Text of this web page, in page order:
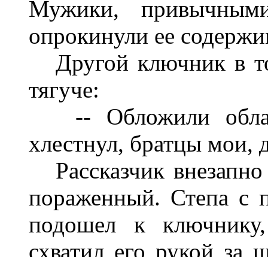
Мужики,
опрокинули ее
Другой ключник в
тягуче:
-- Обложили
хлестнул, братцы мои,
Рассказчик
пораженный. Степа с
подошел к
схватил его рукой за